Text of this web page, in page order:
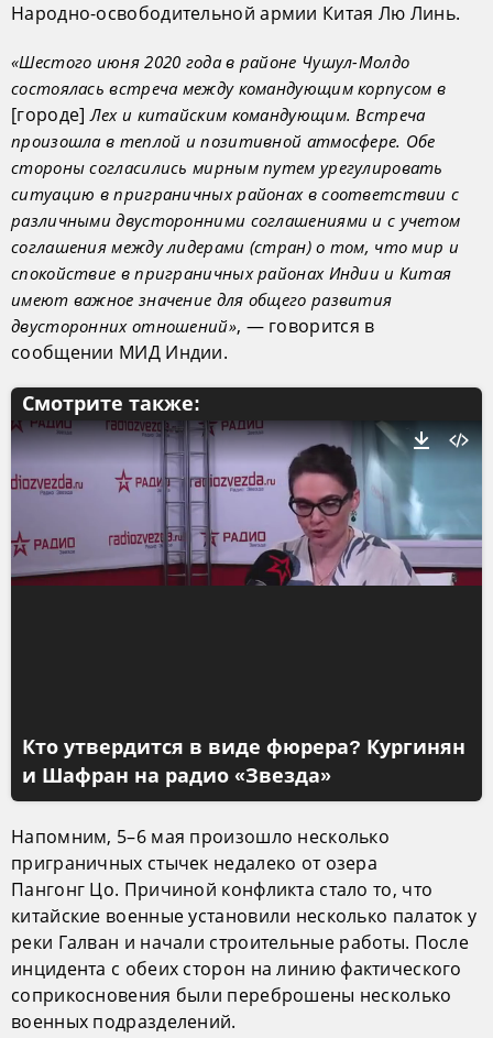
Народно-освободительной армии Китая Лю Линь.
«Шестого июня 2020 года в районе Чушул-Молдо
состоялась встреча между командующим корпусом в
[городе]Лех и китайским командующим. Встреча
произошла в теплой и позитивной атмосфере. Обе
стороны согласились мирным путем урегулировать
ситуацию в приграничных районах в соответствии с
различными двусторонними соглашениями и с учетом
соглашения между лидерами (стран) о том, что мир и
спокойствие в приграничных районах Индии и Китая
имеют важное значение для общего развития
двусторонних отношений», — говорится в
сообщении МИД Индии.
Смотрите также:
Кто утвердится в виде фюрера? Кургинян
и Шафран на радио «Звезда»
Напомним, 5–6 мая произошло несколько
приграничных стычек недалеко от озера
Пангонг Цо. Причиной конфликта стало то, что
китайские военные установили несколько палаток у
реки Галван и начали строительные работы. После
инцидента с обеих сторон на линию фактического
соприкосновения были переброшены несколько
военных подразделений.